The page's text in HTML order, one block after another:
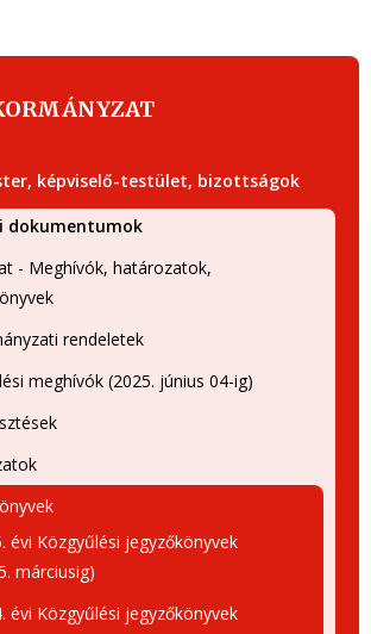
képviselő-testület, bizottságok
dokumentumok
- Meghívók, határozatok,
rendeletek
meghívók (2025. június 04-ig)
évi Közgyűlési jegyzőkönyvek
márciusig)
évi Közgyűlési jegyzőkönyvek